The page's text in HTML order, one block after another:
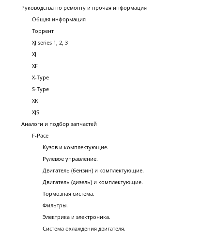
Руководства по ремонту и прочая информация
Общая информация
Торрент
XJ series 1, 2, 3
XJ
XF
X-Type
S-Type
XK
XJS
Аналоги и подбор запчастей
F-Pace
Кузов и комплектующие.
Рулевое управление.
Двигатель (бензин) и комплектующие.
Двигатель (дизель) и комплектующие.
Тормозная система.
Фильтры.
Электрика и электроника.
Система охлаждения двигателя.